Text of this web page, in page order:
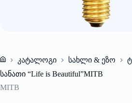
Home
კატალოგი სახლი & ეზო
სანათი “Life is Beautiful”MITB
MITB